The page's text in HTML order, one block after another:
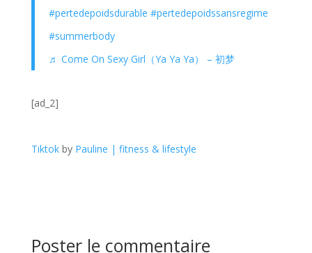
#pertedepoidsdurable #pertedepoidssansregime
#summerbody
♬ Come On Sexy Girl（Ya Ya Ya） – 初梦
[ad_2]
Tiktok by Pauline | fitness & lifestyle
Poster le commentaire